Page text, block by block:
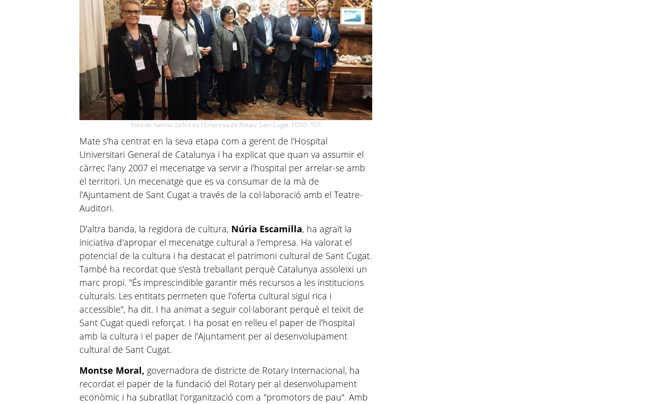
Foto de família 2a Nit de l'Empresa de Rotary Sant Cugat. FOTO: TOT
Mate s'ha centrat en la seva etapa com a gerent de l'Hospital
Universitari General de Catalunya i ha explicat que quan va assumir el
càrrec l'any 2007 el mecenatge va servir a l'hospital per arrelar-se amb
el territori. Un mecenatge que es va consumar de la mà de
l'Ajuntament de Sant Cugat a través de la col·laboració amb el Teatre-
Auditori.
D'altra banda, la regidora de cultura, Núria Escamilla, ha agraït la
iniciativa d'apropar el mecenatge cultural a l'empresa. Ha valorat el
potencial de la cultura i ha destacat el patrimoni cultural de Sant Cugat.
També ha recordat que s'està treballant perquè Catalunya assoleixi un
marc propi. "És imprescindible garantir més recursos a les institucions
culturals. Les entitats permeten que l'oferta cultural sigui rica i
accessible", ha dit. I ha animat a seguir col·laborant perquè el teixit de
Sant Cugat quedi reforçat. I ha posat en relleu el paper de l'hospital
amb la cultura i el paper de l'Ajuntament per al desenvolupament
cultural de Sant Cugat.
Montse Moral, governadora de districte de Rotary Internacional, ha
recordat el paper de la fundació del Rotary per al desenvolupament
econòmic i ha subratllat l'organització com a "promotors de pau". Amb